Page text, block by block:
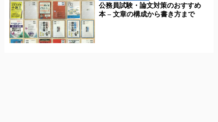
公務員試験・論文対策のおすすめ
本 – 文章の構成から書き方まで